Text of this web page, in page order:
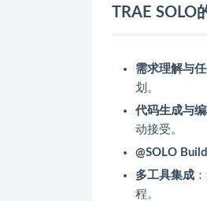
TRAE SOLO
需求理解与
划。
代码生成与
动接受。
@SOLO
多工具集成
程。